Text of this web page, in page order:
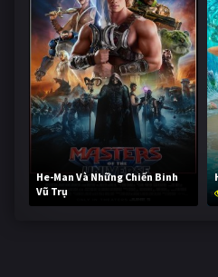
He-Man Và Những Chiến Binh
Vũ Trụ
249,090 lượt xem